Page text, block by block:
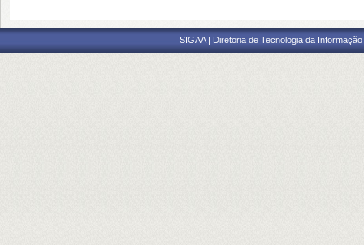
SIGAA | Diretoria de Tecnologia da